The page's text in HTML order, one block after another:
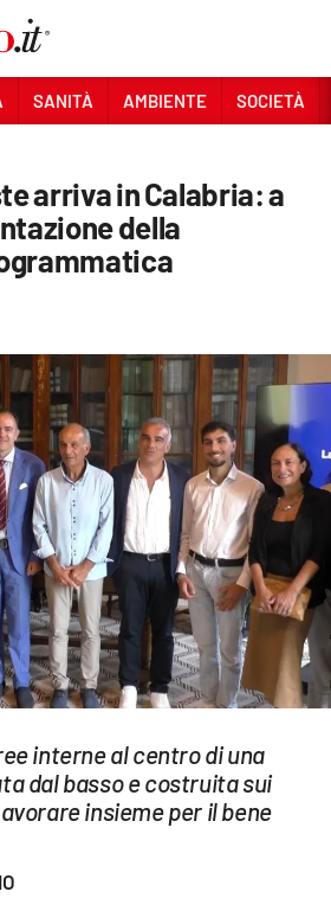
SANITÀ AMBIENTE SOCIETÀ
arriva in Calabria: a
della
interne al centro di una
dal basso e costruita sui
insieme per il bene